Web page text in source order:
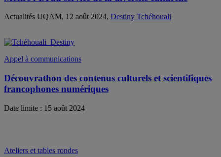
Actualités UQAM, 12 août 2024, Destiny Tchéhouali
Appel à communications
Découvrathon des contenus culturels et scientifiques
francophones numériques
Date limite : 15 août 2024
Ateliers et tables rondes